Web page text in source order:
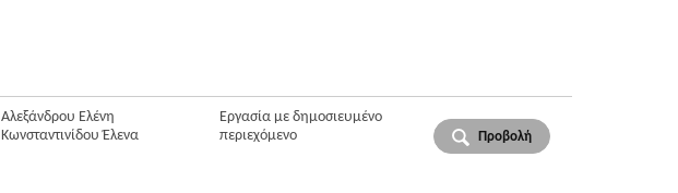
Αλεξάνδρου Ελένη
Κωνσταντινίδου Έλενα
Εργασία με δημοσιευμένο
περιεχόμενο
Προβολή